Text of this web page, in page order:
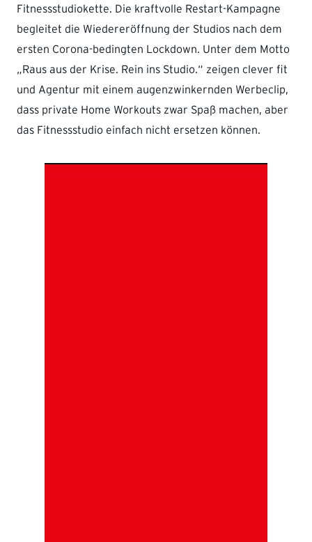
Fitnessstudiokette. Die kraftvolle Restart-Kampagne
begleitet die Wiedereröffnung der Studios nach dem
ersten Corona-bedingten Lockdown. Unter dem Motto
„Raus aus der Krise. Rein ins Studio.“ zeigen clever fit
und Agentur mit einem augenzwinkernden Werbeclip,
dass private Home Workouts zwar Spaß machen, aber
das Fitnessstudio einfach nicht ersetzen können.